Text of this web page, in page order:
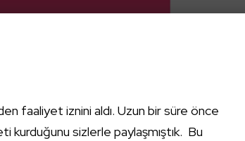
faaliyet iznini aldı. Uzun bir süre önce
kurduğunu sizlerle paylaşmıştık. Bu